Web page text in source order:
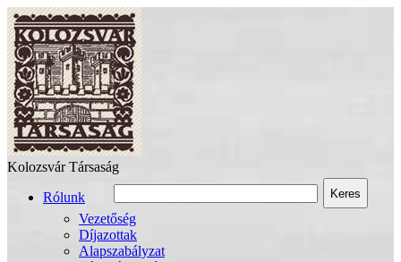
Kolozsvár Társaság
Keres
Rólunk
Vezetőség
Díjazottak
Alapszabályzat